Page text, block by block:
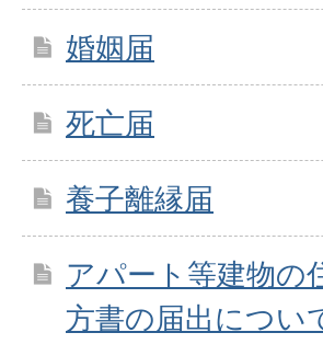
婚姻届
死亡届
養子離縁届
アパート等建物の
方書の届出につい